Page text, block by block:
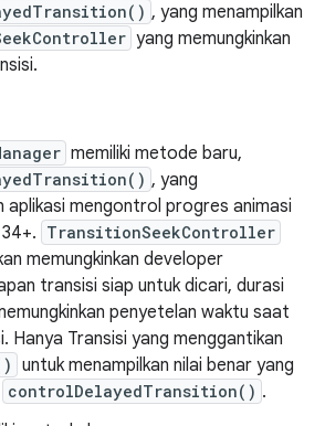
, yang menampilkan
yang memungkinkan
memiliki metode baru,
, yang
aplikasi mengontrol progres animasi
TransitionSeekController
memungkinkan developer
transisi siap untuk dicari, durasi
penyetelan waktu saat
Hanya Transisi yang menggantikan
untuk menampilkan nilai benar yang
controlDelayedTransition() .